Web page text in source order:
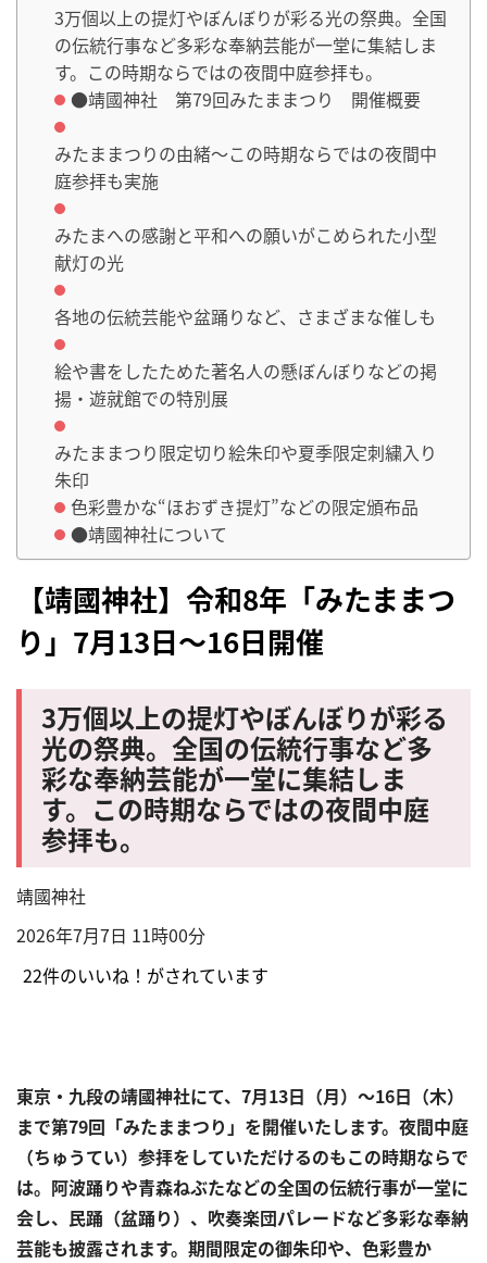
3万個以上の提灯やぼんぼりが彩る光の祭典。全国
の伝統行事など多彩な奉納芸能が一堂に集結しま
す。この時期ならではの夜間中庭参拝も。
●靖國神社 第79回みたままつり 開催概要
みたままつりの由緒～この時期ならではの夜間中
庭参拝も実施
みたまへの感謝と平和への願いがこめられた小型
献灯の光
各地の伝統芸能や盆踊りなど、さまざまな催しも
絵や書をしたためた著名人の懸ぼんぼりなどの掲
揚・遊就館での特別展
みたままつり限定切り絵朱印や夏季限定刺繍入り
朱印
色彩豊かな“ほおずき提灯”などの限定頒布品
●靖國神社について
【靖國神社】令和8年「みたままつ
り」7月13日～16日開催
3万個以上の提灯やぼんぼりが彩る
光の祭典。全国の伝統行事など多
彩な奉納芸能が一堂に集結しま
す。この時期ならではの夜間中庭
参拝も。
靖國神社
2026年7月7日 11時00分
22件のいいね！がされています
東京・九段の靖國神社にて、7月13日（月）～16日（木）
まで第79回「みたままつり」を開催いたします。夜間中庭
（ちゅうてい）参拝をしていただけるのもこの時期ならで
は。阿波踊りや青森ねぶたなどの全国の伝統行事が一堂に
会し、民踊（盆踊り）、吹奏楽団パレードなど多彩な奉納
芸能も披露されます。期間限定の御朱印や、色彩豊か